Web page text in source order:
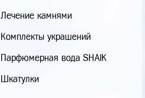
Лечение камнями
Комплекты украшений
Парфюмерная вода SHAIK
Шкатулки